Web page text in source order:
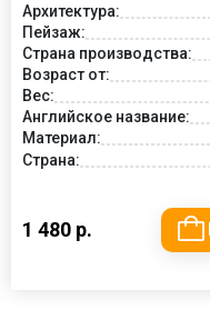
Архитектура:
Пейзаж:
Страна производства:
Возраст от:
Вес:
Английское название:
Материал:
Страна:
1 480 р.